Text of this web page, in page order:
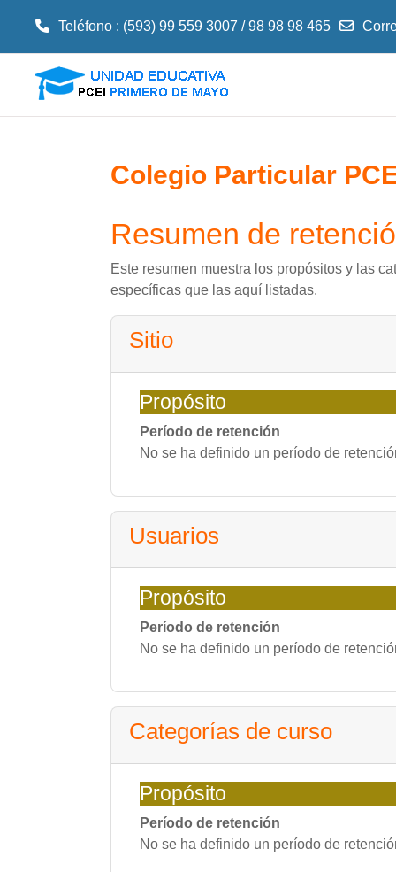
Teléfono : (593) 99 559 3007 / 98 98 98 465
Colegio Particular
Resumen de
Este resumen muestra los propósitos y las
específicas que las aquí listadas.
Sitio
Propósito
Período de retención
No se ha definido un período de
Usuarios
Propósito
Período de retención
No se ha definido un período de
Categorías de curso
Propósito
Período de retención
No se ha definido un período de